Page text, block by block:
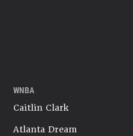
WNBA
Caitlin Clark
Atlanta Dream